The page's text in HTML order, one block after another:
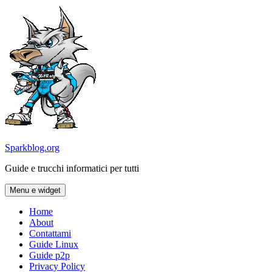
contenuto
Sparkblog.org
Guide e trucchi informatici per tutti
Menu e widget
Home
About
Contattami
Guide Linux
Guide p2p
Privacy Policy